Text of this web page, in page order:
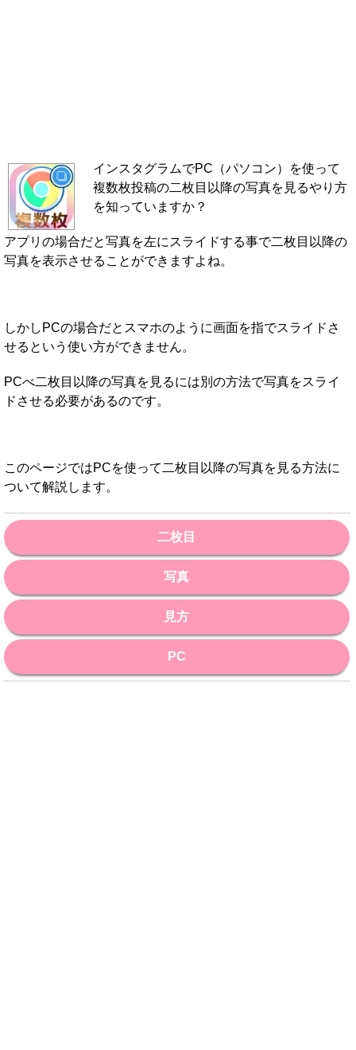
インスタグラムでPC（パソコン）を使って
複数枚投稿の二枚目以降の写真を見るやり方
を知っていますか？
アプリの場合だと写真を左にスライドする事で二枚目以降の
写真を表示させることができますよね。
しかしPCの場合だとスマホのように画面を指でスライドさ
せるという使い方ができません。
PCべ二枚目以降の写真を見るには別の方法で写真をスライ
ドさせる必要があるのです。
このページではPCを使って二枚目以降の写真を見る方法に
ついて解説します。
二枚目
写真
見方
PC